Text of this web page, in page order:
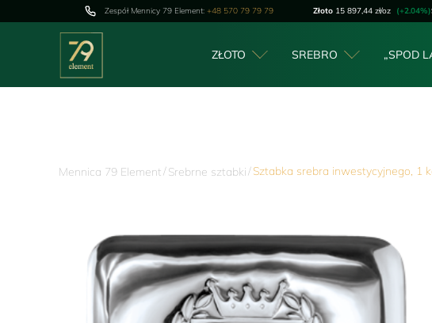
Zespół Mennicy 79 Element: +48 570 79 79 79 Złoto 15 897,44 zł/oz (+2.04%)
ZŁOTO SREBRO „SPOD
Mennica 79 Element/Srebrne sztabki/Sztabka srebra inwestycyjnego, 1